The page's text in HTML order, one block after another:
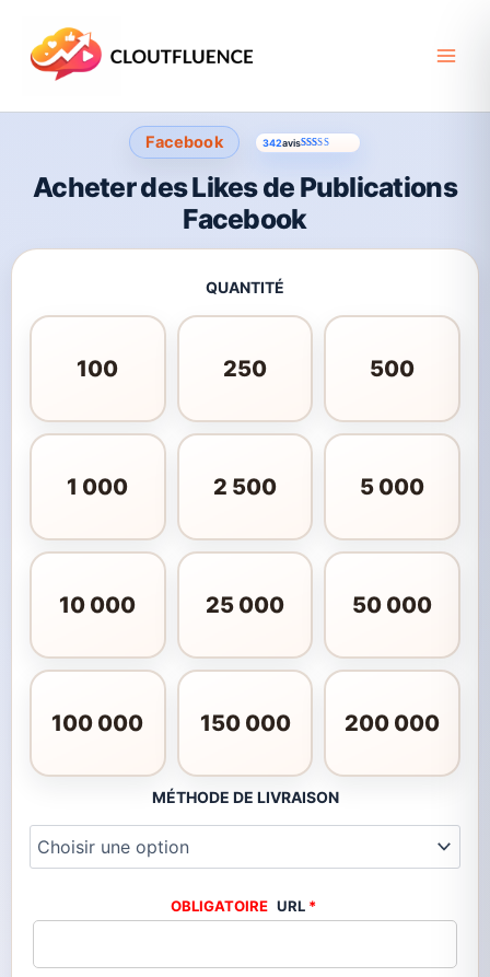
contenu
Facebook 342avis
Acheter des Likes de Publications
Facebook
QUANTITÉ
100 250 500
1 000 2 500 5 000
10 000 25 000 50 000
100 000 150 000 200 000
MÉTHODE DE LIVRAISON
URL *